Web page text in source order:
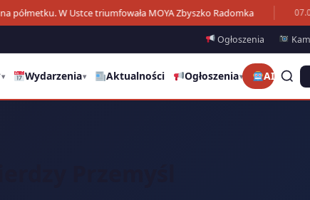
półmetku. W Ustce triumfowała MOYA Zbyszko Radomka
Ogłoszenia
▾ Wydarzenia▾ Aktualności Ogłoszenia▾ AI